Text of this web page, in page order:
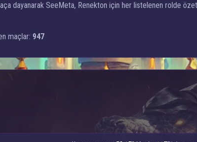
dayanarak SeeMeta, Renekton için her listelenen rolde
maçlar: 947